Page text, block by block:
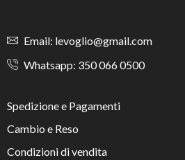
Email: levoglio@gmail.com
Whatsapp: 350 066 0500
Spedizione e Pagamenti
Cambio e Reso
Condizioni di vendita